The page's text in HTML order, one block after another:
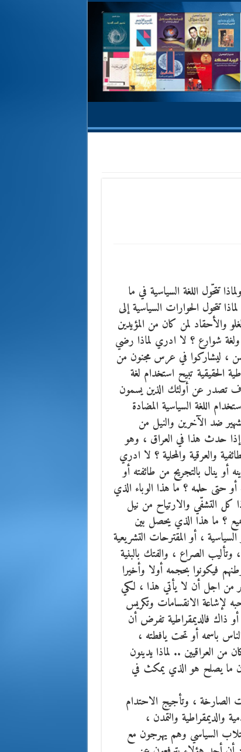
تتحّول اللغة السياسية في ما
تتحول الحوارات السياسية إلى
والأحقاد لمن كان من المؤيدين
ولغة شوارع ؟ لا ادري لماذا رضي
، ليشاركوا في عرس مجنون من
الحقيقية تبيح استخدام لغة
تصدر عن أولئك الذين يسمون
اللغة السياسية المضادة
ضد الآخرين والنيل من
حدث هذا في العراق ، وهو
والعرقية والمحلية ؟ لا ادري
ينال بالتجريح من طائفته أو
حتى حلمه ؟ ما هذا الوباء الذي
كل التشفّي والارتياح من نيل
؟ ما هذا الذي يحصل بين
، أو المقترحات التشريعية
الصراع ، والفتك بالبنية
فيكونوا بحجمه أولا وأخيرا
احدهم الآخر من اجل أن لا يأتي هذا ، لكي
لإشاعة الانقسامات وتكريس
ذاك فالديمقراطية تفرض أن
باسمه أو تحت يافطته ،
العراقيين .. لماذا يدينون
ما يصلح هو الذي يمكث في
الصارخة ، وتأجيج الاحتدام
والديمقراطية والتمدن ،
السياسي وهم يهرجون مع